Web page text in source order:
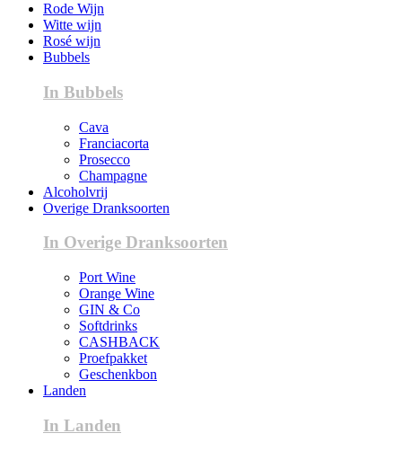
Rode Wijn
Witte wijn
Rosé wijn
Bubbels
In Bubbels
Cava
Franciacorta
Prosecco
Champagne
Alcoholvrij
Overige Dranksoorten
In Overige Dranksoorten
Port Wine
Orange Wine
GIN & Co
Softdrinks
CASHBACK
Proefpakket
Geschenkbon
Landen
In Landen